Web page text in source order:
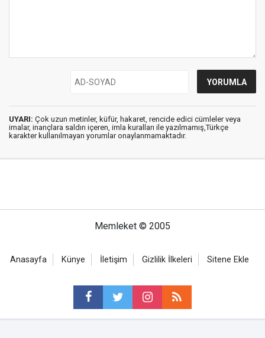
UYARI: Çok uzun metinler, küfür, hakaret, rencide edici cümleler veya
imalar, inançlara saldırı içeren, imla kuralları ile yazılmamış,Türkçe
karakter kullanılmayan yorumlar onaylanmamaktadır.
Memleket © 2005
Anasayfa Künye İletişim Gizlilik İlkeleri Sitene Ekle